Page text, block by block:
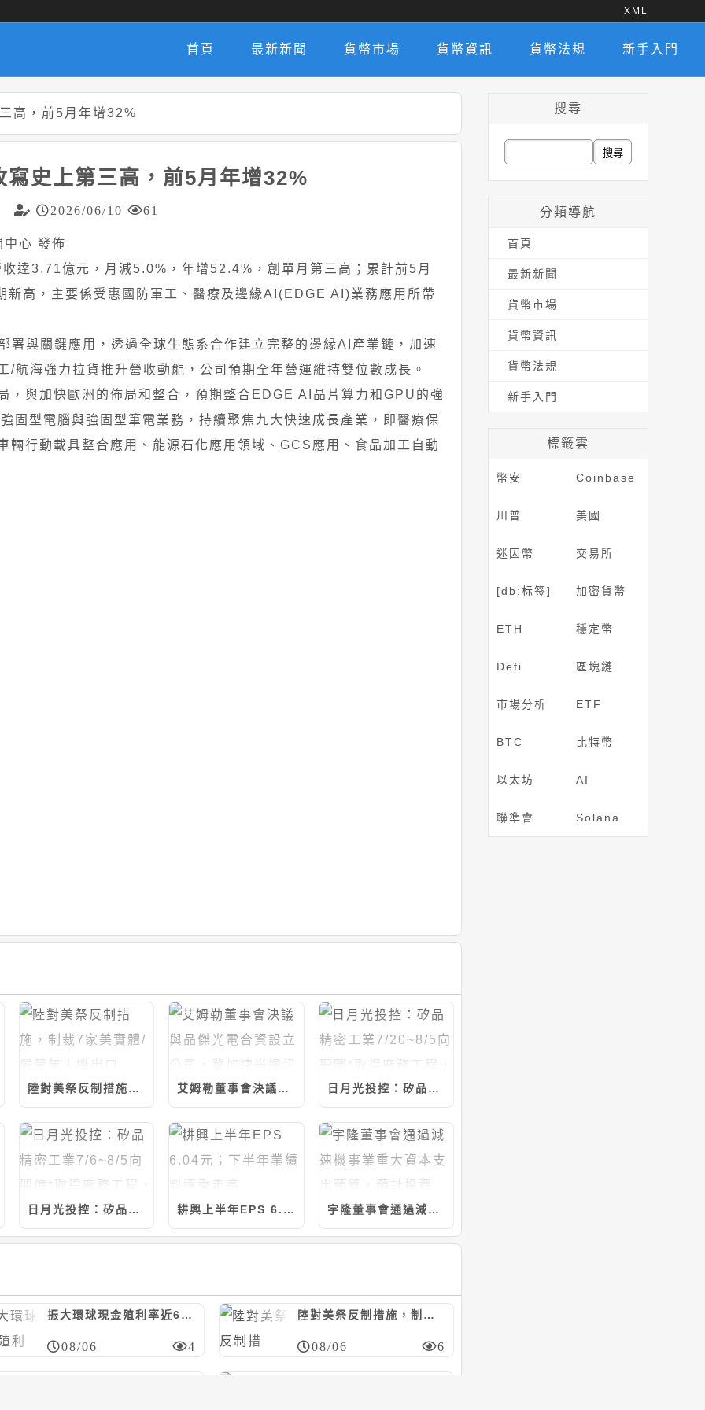
XML
首頁 最新新聞 貨幣市場 貨幣資訊 貨幣法規 新手入門
高，前5月年增32%
寫史上第三高，前5月年增32%
2026/06/10 61
心 發佈
達3.71億元，月減5.0%，年增52.4%，創單月第三高；累計前5月
高，主要係受惠國防軍工、醫療及邊緣AI(EDGE AI)業務應用所帶
署與關鍵應用，透過全球生態系合作建立完整的邊緣AI產業鏈，加速
/航海強力拉貨推升營收動能，公司預期全年營運維持雙位數成長。
，與加快歐洲的佈局和整合，預期整合EDGE AI晶片算力和GPU的強
固型電腦與強固型筆電業務，持續聚焦九大快速成長產業，即醫療保
輛行動載具整合應用、能源石化應用領域、GCS應用、食品加工自動
陸對美祭反制措施，制裁7家美實體/嚴管無人機出口 艾姆勒董事會決議與品傑光電合資設立公司，冀加速光通訊產品發展 日月光投控：矽品精密工業7/20~8/5向聖暉*取得廠務工程，計約20.46億元
日月光投控：矽品精密工業7/6~8/5向朋億*取得廠務工程，計約7.14億元 耕興上半年EPS 6.04元；下半年業績料逐季走高 宇隆董事會通過減速機事業重大資本支出預算，預計投資5.21億元
振大環球現金殖利率近6%；今年營運看正向
08/06 4
陸對美祭反制措施，制裁7家美實體/嚴管無人機出口
08/06 6
搜尋
字:
分類導航
首頁
最新新聞
貨幣市場
貨幣資訊
貨幣法規
新手入門
標籤雲
幣安 Coinbase
川普 美國
迷因幣 交易所
[db:标签] 加密貨幣
ETH 穩定幣
Defi 區塊鏈
市場分析 ETF
BTC 比特幣
以太坊 AI
聯準會 Solana